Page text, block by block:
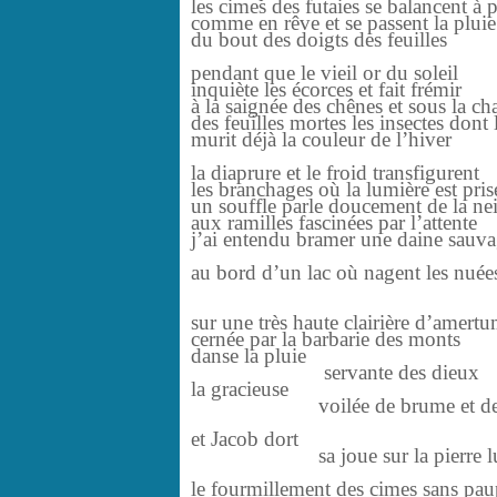
les cimes des futaies se balancent à
comme en rêve et se passent la pluie
du bout des doigts des feuilles
pendant que le vieil or du soleil
inquiète les écorces et fait frémir
à la saignée des chênes et sous la
des feuilles mortes les insectes dont
murit déjà la couleur de l’hiver
la diaprure et le froid transfigurent
les branchages où la lumière est
un souffle parle doucement de la
aux ramilles fascinées par l’attente
j’ai entendu bramer une daine
au bord d’un lac où nagent les
sur une très haute clairière
cernée par la barbarie des monts
danse la pluie
servante des dieux
la gracieuse
voilée de brume et de
et Jacob dort
sa joue sur la pierre
le fourmillement des cimes sans